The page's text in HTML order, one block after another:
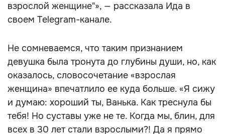
взрослой женщине"», — рассказала Ида в
своем Telegram-канале.
Не сомневаемся, что таким признанием
девушка была тронута до глубины души, но, как
оказалось, словосочетание «взрослая
женщина» впечатлило ее куда больше. «Я сижу
и думаю: хороший ты, Ванька. Как треснула бы
тебя! Но суставы уже не те. Когда мы, блин, для
всех в 30 лет стали взрослыми?! Да я прямо